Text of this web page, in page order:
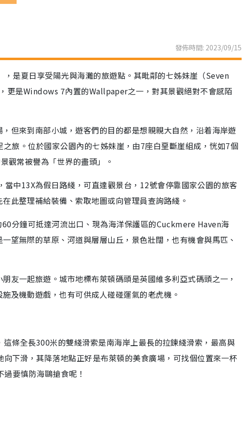
發佈時間: 2023/09/15
是夏日享受陽光與海灘的旅遊點。其毗鄰的七姊妹崖（Seven
更是Windows 7內置的Wallpaper之一，對其景觀絕對不會感陌
但來到南部小城，遊客們的目的都是想親親大自然，沿着海岸遊
旅。位於國家公園內的七姊妹崖，由7座白堊斷崖組成，恍如7個
觀常被譽為「世界的盡頭」。
中13X為假日路綫，可直達觀景台，12號會停靠國家公園的旅客
此整理補給裝備、索取地圖或向管理員查詢路綫。
分鐘可抵達河流出口、現為海洋保護區的Cuckmere Haven海
望無際的草原、河道與層層山丘，景色壯闊，也有機會與馬匹、
友一起旅遊。城市地標布萊頓碼頭是英國維多利亞式碼頭之一，
及機動遊戲，也有可供成人碰碰運氣的老虎機。
條全長300米的雙綫滑索是南海岸上最長的拉鍊綫滑索，最高與
下滑，其降落地點正好是布萊頓的美食廣場，可找個位置來一杯
要慎防海鷗搶食呢！